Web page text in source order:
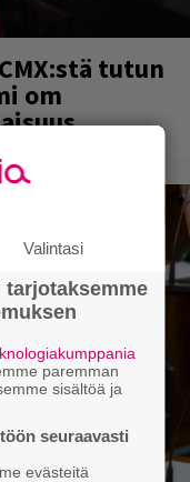
tutun
om
Valintasi
paremman
sisältöä ja
seuraavasti
evästeitä